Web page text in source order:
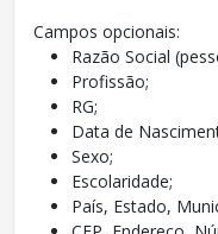
Campos opcionais:
Razão Social
Profissão;
RG;
Data de
Sexo;
Escolaridade;
País, Estado,